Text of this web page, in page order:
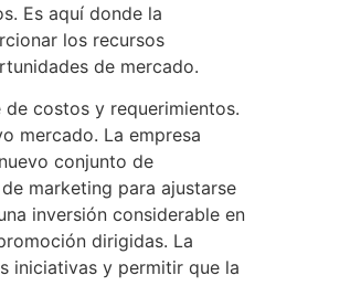
Es aquí donde la
los recursos
de mercado.
costos y requerimientos.
mercado. La empresa
conjunto de
marketing para ajustarse
inversión considerable en
dirigidas. La
iniciativas y permitir que la